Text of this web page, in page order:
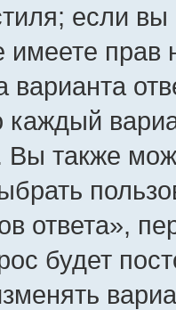
если
прав
Вы также
ответа»,
будет